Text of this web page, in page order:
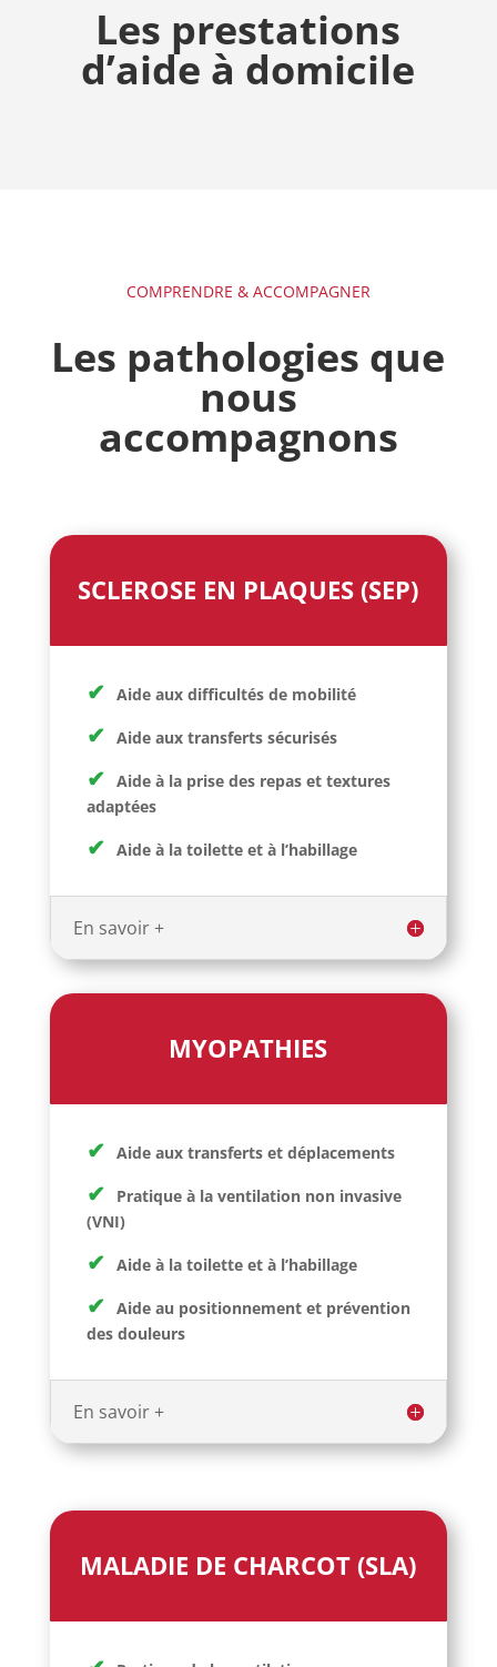
Les prestations
d’aide à domicile
COMPRENDRE & ACCOMPAGNER
Les pathologies que
nous
accompagnons
SCLEROSE EN PLAQUES (SEP)
✔ Aide aux difficultés de mobilité
✔ Aide aux transferts sécurisés
✔ Aide à la prise des repas et textures
adaptées
✔ Aide à la toilette et à l’habillage
En savoir +
MYOPATHIES
✔ Aide aux transferts et déplacements
✔
Pratique à la ventilation non invasive
(VNI)
✔ Aide à la toilette et à l’habillage
✔ Aide au positionnement et prévention
des douleurs
En savoir +
MALADIE DE CHARCOT (SLA)